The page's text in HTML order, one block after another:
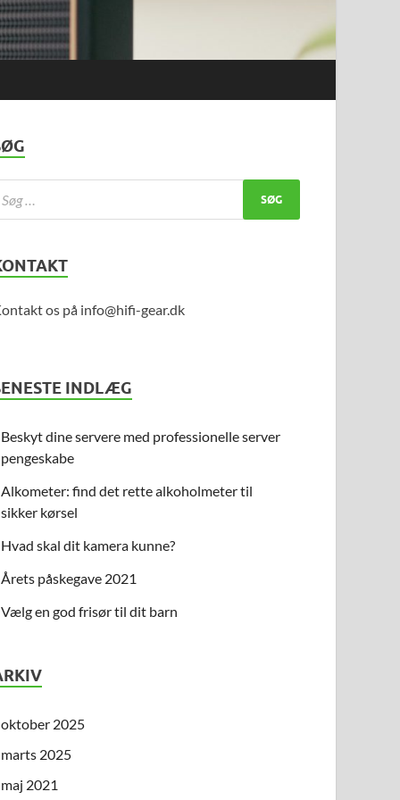
os på info@hifi-gear.dk
INDLÆG
Beskyt dine servere med professionelle server
pengeskabe
Alkometer: find det rette alkoholmeter til
sikker kørsel
Hvad skal dit kamera kunne?
Årets påskegave 2021
Vælg en god frisør til dit barn
oktober 2025
marts 2025
maj 2021